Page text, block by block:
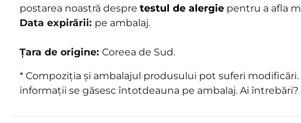
postarea noastră despre testul de alergie pentru a afla
Data expirării: pe ambalaj.
Țara de origine: Coreea de Sud.
* Compoziția și ambalajul produsului pot suferi modificări.
informații se găsesc întotdeauna pe ambalaj. Ai întrebări?